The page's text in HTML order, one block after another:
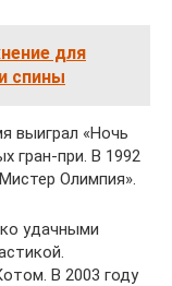
для
спины
выиграл «Ночь
гран-при. В 1992
Олимпия».
удачными
В 2003 году